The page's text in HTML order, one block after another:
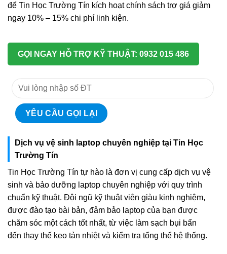
để Tin Học Trường Tín kích hoạt chính sách trợ giá giảm
ngay 10% – 15% chi phí linh kiện.
GỌI NGAY HỖ TRỢ KỸ THUẬT: 0932 015 486
Dịch vụ vệ sinh laptop chuyên nghiệp tại Tin Học
Trường Tín
Tin Học Trường Tín tự hào là đơn vị cung cấp dịch vụ vệ
sinh và bảo dưỡng laptop chuyên nghiệp với quy trình
chuẩn kỹ thuật. Đội ngũ kỹ thuật viên giàu kinh nghiệm,
được đào tạo bài bản, đảm bảo laptop của bạn được
chăm sóc một cách tốt nhất, từ việc làm sạch bụi bẩn
đến thay thế keo tản nhiệt và kiểm tra tổng thể hệ thống.